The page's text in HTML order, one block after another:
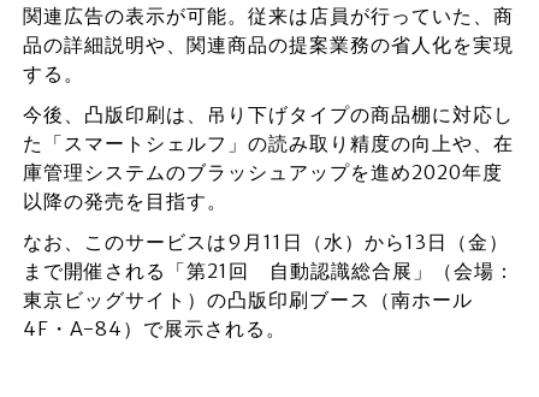
関連広告の表示が可能。従来は店員が行っていた、商
品の詳細説明や、関連商品の提案業務の省人化を実現
する。
今後、凸版印刷は、吊り下げタイプの商品棚に対応し
た「スマートシェルフ」の読み取り精度の向上や、在
庫管理システムのブラッシュアップを進め2020年度
以降の発売を目指す。
なお、このサービスは9月11日（水）から13日（金）
まで開催される「第21回 自動認識総合展」（会場：
東京ビッグサイト）の凸版印刷ブース（南ホール
4F・A-84）で展示される。